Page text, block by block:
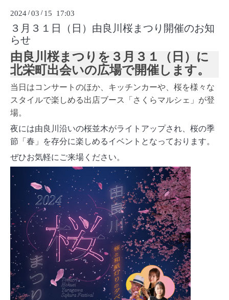
2024 /03 / 15 17:03
３月３１日（日）由良川桜まつり開催のお知
らせ
由良川桜まつりを３月３１（日）に
北栄町出会いの広場で開催します。
当日はコンサートのほか、キッチンカーや、桜を様々な
スタイルで楽しめる出店ブース「さくらマルシェ」が登
場。
夜には由良川沿いの桜並木がライトアップされ、桜の季
節「春」を存分に楽しめるイベントとなっております。
ぜひお気軽にご来場ください。